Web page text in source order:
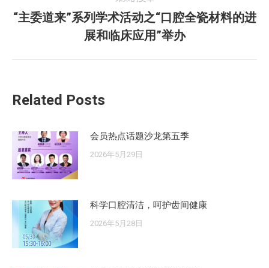
文
章：
未
来
的
“主委道来”系列学术活动之“口腔全瓷材料的进
展和临床应用”举办
Related Posts
会员热点话题沙龙第五季
2026年5月29日
科学口腔清洁，呵护齿间健康
2026年5月28日